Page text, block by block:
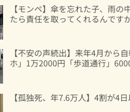
【モンペ】傘を忘れた子、雨
たら責任を取ってくれるんで
【不安の声続出】来年4月か
ホ」1万2000円「歩道通行」
【孤独死、年7.6万人】4割が4